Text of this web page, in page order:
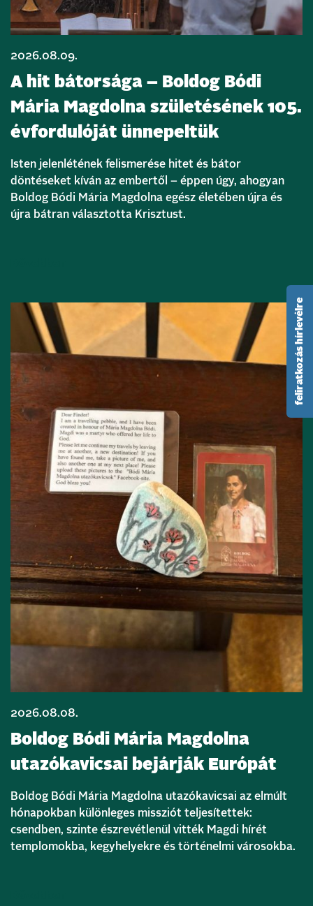
2026.08.09.
A hit bátorsága – Boldog Bódi
Mária Magdolna születésének 105.
évfordulóját ünnepeltük
Isten jelenlétének felismerése hitet és bátor
döntéseket kíván az embertől – éppen úgy, ahogyan
Boldog Bódi Mária Magdolna egész életében újra és
újra bátran választotta Krisztust.
2026.08.08.
Boldog Bódi Mária Magdolna
utazókavicsai bejárják Európát
Boldog Bódi Mária Magdolna utazókavicsai az elmúlt
hónapokban különleges missziót teljesítettek:
csendben, szinte észrevétlenül vitték Magdi hírét
templomokba, kegyhelyekre és történelmi városokba.
feliratkozás hírlevélre